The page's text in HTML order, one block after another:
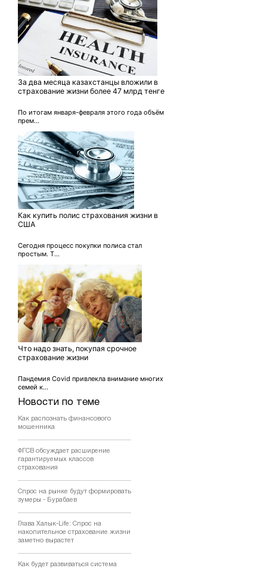
Новости по теме
Как распознать финансового
мошенника
ФГСВ обсуждает расширение
гарантируемых классов
страхования
Спрос на рынке будут формировать
зумеры - Бурабаев
Глава Халык-Life: Спрос на
накопительное страхование жизни
заметно вырастет
Как будет развиваться система
За два месяца казахстанцы вложили в
страхование жизни более 47 млрд тенге
По итогам января-февраля этого года объём
прем...
Как купить полис страхования жизни в
США
Сегодня процесс покупки полиса стал
простым. Т...
Что надо знать, покупая срочное
страхование жизни
Пандемия Covid привлекла внимание многих
семей к...